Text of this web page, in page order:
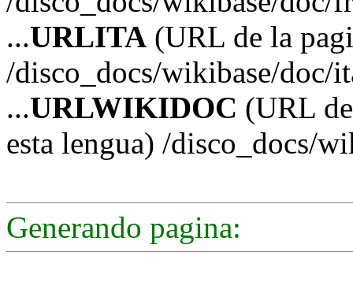
...URLITA (URL de la
/disco_docs/wikibase/
...URLWIKIDOC (URL
esta lengua) /disco_docs/
Generando pagina: